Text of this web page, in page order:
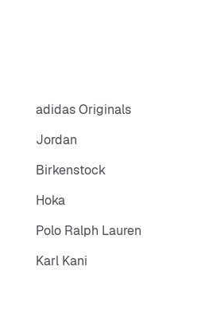
adidas Originals
Jordan
Birkenstock
Hoka
Polo Ralph Lauren
Karl Kani